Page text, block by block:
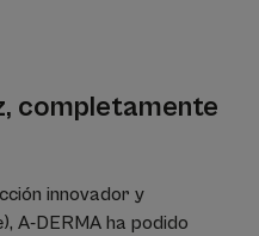
completamente
innovador y
A-DERMA ha podido